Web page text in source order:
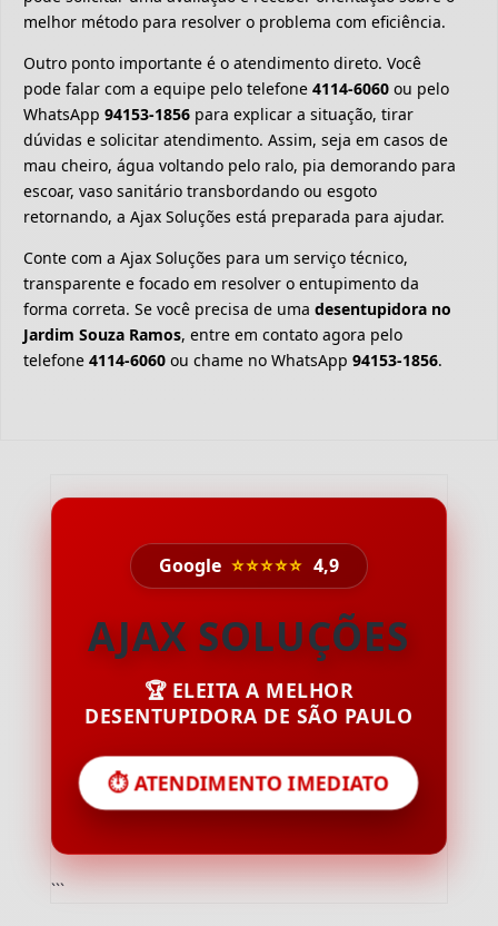
melhor método para resolver o problema com eficiência.
Outro ponto importante é o atendimento direto. Você
pode falar com a equipe pelo telefone 4114-6060 ou pelo
WhatsApp 94153-1856 para explicar a situação, tirar
dúvidas e solicitar atendimento. Assim, seja em casos de
mau cheiro, água voltando pelo ralo, pia demorando para
escoar, vaso sanitário transbordando ou esgoto
retornando, a Ajax Soluções está preparada para ajudar.
Conte com a Ajax Soluções para um serviço técnico,
transparente e focado em resolver o entupimento da
forma correta. Se você precisa de uma desentupidora no
Jardim Souza Ramos, entre em contato agora pelo
telefone 4114-6060 ou chame no WhatsApp 94153-1856.
Google ⭐⭐⭐⭐⭐ 4,9
AJAX SOLUÇÕES
🏆 ELEITA A MELHOR
DESENTUPIDORA DE SÃO PAULO
⏱️ ATENDIMENTO IMEDIATO
```